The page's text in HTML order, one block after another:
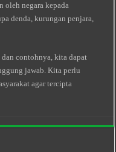
oleh negara kepada
denda, kurungan penjara,
dan contohnya, kita dapat
jawab. Kita perlu
agar tercipta